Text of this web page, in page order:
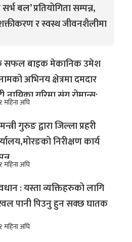
बल’ प्रतियोगिता सम्पन्न,
र स्वस्थ जीवनशैलीमा
सफल बाइक मेकानिक उमेश
अभिनय क्षेत्रमा दमदार
गरिमा संग रोमान्स:
भिडियो ।
१ महिना अघि
गुरुङ द्वारा जिल्ला प्रहरी
निरीक्षण कार्य
१ महिना अघि
: यस्ता व्यक्तिहरुको लागि
पानी पिउनु हुन सक्छ घातक
१ महिना अघि